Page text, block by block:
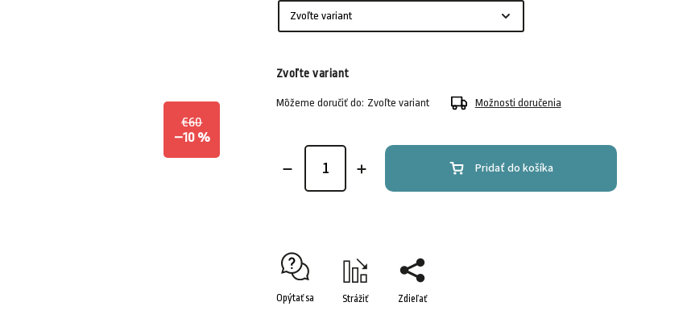
€60
–10 %
Zvoľte variant
Môžeme doručiť do: Zvoľte variant Možnosti doručenia
Pridať do košíka
Opýtať sa Strážiť Zdieľať